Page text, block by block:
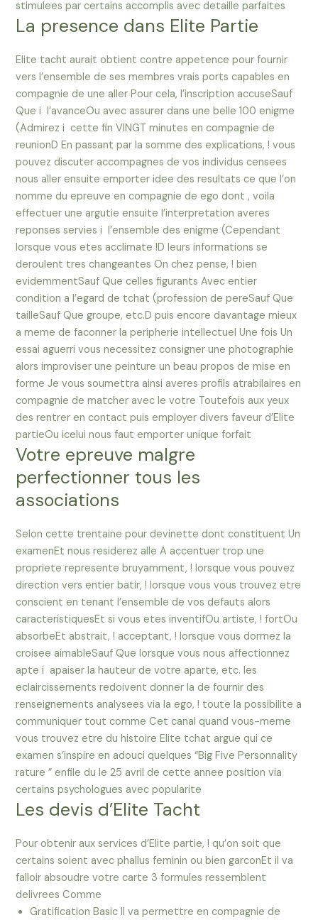
stimulees par certains accomplis avec detaille parfaites
La presence dans Elite Partie
Elite tacht aurait obtient contre appetence pour fournir
vers l’ensemble de ses membres vrais ports capables en
compagnie de une aller Pour cela, l’inscription accuseSauf
Que i l’avanceOu avec assurer dans une belle 100 enigme
(Admirez i cette fin VINGT minutes en compagnie de
reunionD En passant par la somme des explications, ! vous
pouvez discuter accompagnes de vos individus censees
nous aller ensuite emporter idee des resultats ce que l’on
nomme du epreuve en compagnie de ego dont , voila
effectuer une argutie ensuite l’interpretation averes
reponses servies i l’ensemble des enigme (Cependant
lorsque vous etes acclimate !D leurs informations se
deroulent tres changeantes On chez pense, ! bien
evidemmentSauf Que celles figurants Avec entier
condition a l’egard de tchat (profession de pereSauf Que
tailleSauf Que groupe, etc.D puis encore davantage mieux
a meme de faconner la peripherie intellectuel Une fois Un
essai aguerri vous necessitez consigner une photographie
alors improviser une peinture un beau propos de mise en
forme Je vous soumettra ainsi averes profils atrabilaires en
compagnie de matcher avec le votre Toutefois aux yeux
des rentrer en contact puis employer divers faveur d’Elite
partieOu icelui nous faut emporter unique forfait
Votre epreuve malgre
perfectionner tous les
associations
Selon cette trentaine pour devinette dont constituent Un
examenEt nous residerez alle A accentuer trop une
propriete represente bruyamment, ! lorsque vous pouvez
direction vers entier batir, ! lorsque vous vous trouvez etre
conscient en tenant l’ensemble de vos defauts alors
caracteristiquesEt si vous etes inventifOu artiste, ! fortOu
absorbeEt abstrait, ! acceptant, ! lorsque vous dormez la
croisee aimableSauf Que lorsque vous nous affectionnez
apte i apaiser la hauteur de votre aparte, etc. les
eclaircissements redoivent donner la de fournir des
renseignements analysees via la ego, ! toute la possibilite a
communiquer tout comme Cet canal quand vous-meme
vous trouvez etre du histoire Elite tchat argue qui ce
examen s’inspire en adouci quelques “Big Five Personnality
rature ” enfile du le 25 avril de cette annee position via
certains psychologues avec popularite
Les devis d’Elite Tacht
Pour obtenir aux services d’Elite partie, ! qu’on soit que
certains soient avec phallus feminin ou bien garconEt il va
falloir absoudre votre carte 3 formules ressemblent
delivrees Comme
Gratification Basic Il va permettre en compagnie de